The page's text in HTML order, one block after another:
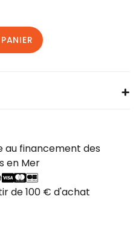
au financement des
en Mer
de 100 € d'achat